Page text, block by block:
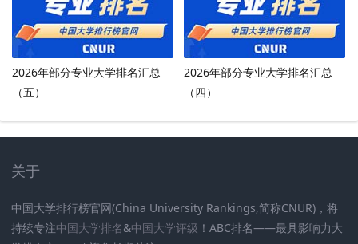
2026年部分专业大学排名汇总
（五）
2026年部分专业大学排名汇总
（四）
关于
中国大学排行榜官网(China University Rankings,简称CNUR)，将
持续专注中国大学排名&中国大学评级 ！ABC排名——最具影响力大